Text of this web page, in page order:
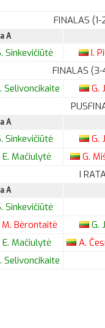
FINALAS (1-
A
Sinkevičiūtė I.
FINALAS
Selivoncikaite G.
A
Sinkevičiūtė G.
E. Mačiulytė G.
I
A
Sinkevičiūtė
M. Bėrontaitė G.
E. Mačiulytė A.
Selivoncikaite